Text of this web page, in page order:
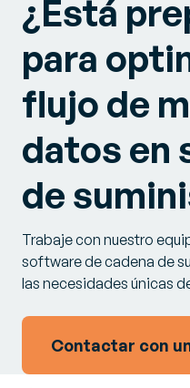
¿Está
para
flujo de
datos en
de
Trabaje con nuestro
software de cadena de
las necesidades únicas
Contactar con